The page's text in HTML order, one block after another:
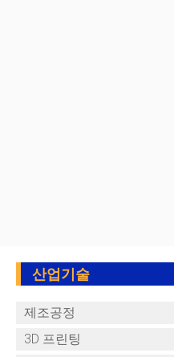
산업기술
제조공정
3D 프린팅